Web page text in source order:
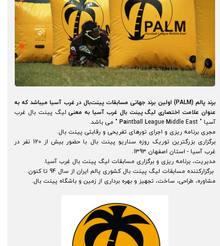
برند پالم (PALM) اولین برند جهانی مسابقات پینت‌بال در غرب آسیا میباشد که به
عنوان علامت اختصاری لیگ پینت بال غرب آسیا به معنی لیگ پینت بال غرب
آسیا "
Paintball League Middle East " می باشد.
مجری برنامه ریزی و اجرای تورهای تفریحی و رقابتی پینت بال.
برگزاری بزرگترین توریک روزه سناریو پینت بال با حضور بیش از 120 نفر در
غرب آسیا - استان اصفهان 1393.
مدیریت، برنامه ریزی و برگزاری مسابقات لیگ پینت بال غرب آسیا.
برگزارکننده مسابقات لیگ پینت بال کشوری پالم ایران از سال 94 تا کنون.​​​​​​​
مشاوره، طراحی، ساخت، تجهیز و بهره برداری از زمین و باشگاه پینت بال.